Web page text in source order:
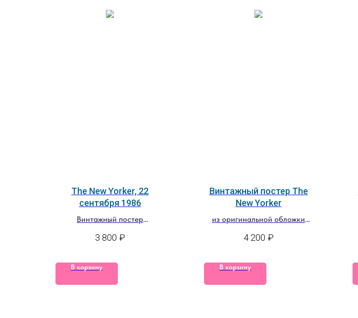
The New Yorker, 22
сентября 1986
Винтажный постер
журнала
3 800 ₽
В корзину
Винтажный постер The
New Yorker
из оригинальной обложки
4 200 ₽
В корзину